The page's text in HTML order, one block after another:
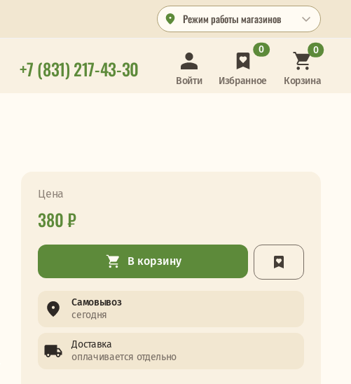
Режим работы магазинов
+7 (831) 217-43-30 Войти Избранное
0
Корзина
0
Цена
380 ₽
В корзину
Самовывоз
сегодня
Доставка
оплачивается отдельно